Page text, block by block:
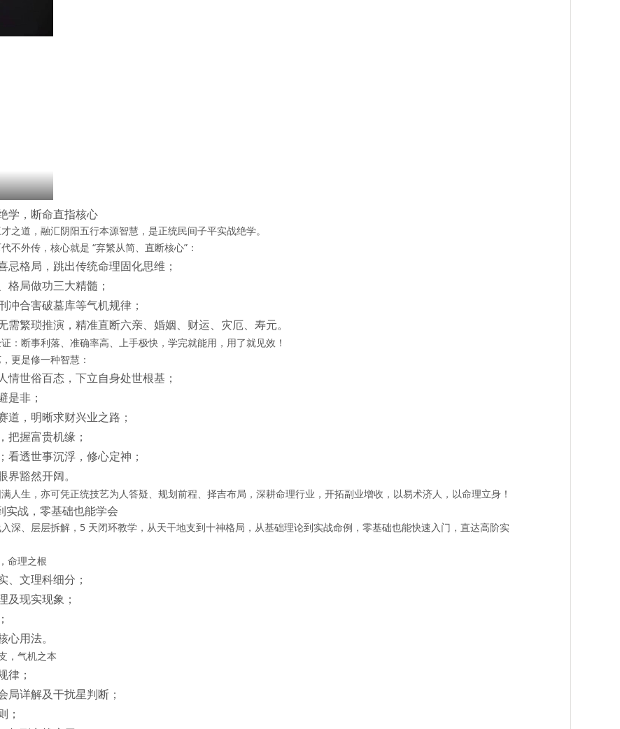
学，断命直指核心
之道，融汇阴阳五行本源智慧，是正统民间子平实战绝学。
不外传 ，核心就是 “弃繁从简、直断核心”：
忌格局，跳出传统命理固化思维；
格局做功三大精髓；
冲合害破墓库等气机规律；
需繁琐推演，精准直断六亲、婚姻、财运、灾厄、寿元。
： 断事利落、准确率高、上手极快 ，学完就能用，用了就见效！
更是修一种智慧 ：
情世俗百态，下立自身处世根基；
是非；
道，明晰求财兴业之路；
把握富贵机缘；
看透世事沉浮，修心定神；
豁然开阔。
人生 ，亦可凭正统技艺为人答疑、规划前程、择吉布局 ，深耕命理行业，开拓副业增收，以易术济人，以命理立身！
实战，零基础也能学会
深、层层拆解 ，5 天闭环教学，从天干地支到十神格局，从基础理论到实战命例， 零基础也能快速入门，直达高阶实
命理之根
、文理科细分；
及现实现象；
用法。
，气机之本
律；
局详解及干扰星判断；
；